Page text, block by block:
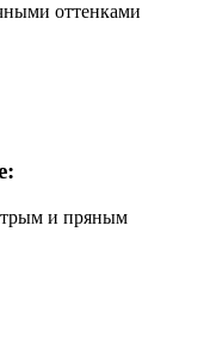
оттенками
и пряным